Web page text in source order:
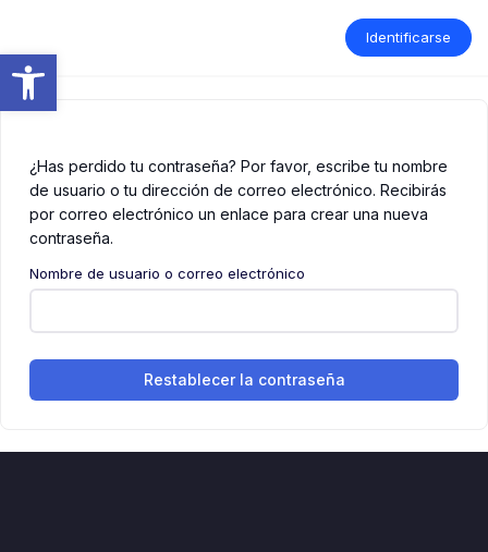
Abrir barra de herramientas
Identificarse
¿Has perdido tu contraseña? Por favor, escribe tu nombre
de usuario o tu dirección de correo electrónico. Recibirás
por correo electrónico un enlace para crear una nueva
contraseña.
Nombre de usuario o correo electrónico
Restablecer la contraseña